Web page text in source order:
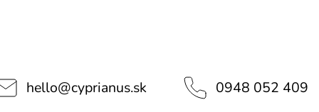
hello@cyprianus.sk 0948 052 409